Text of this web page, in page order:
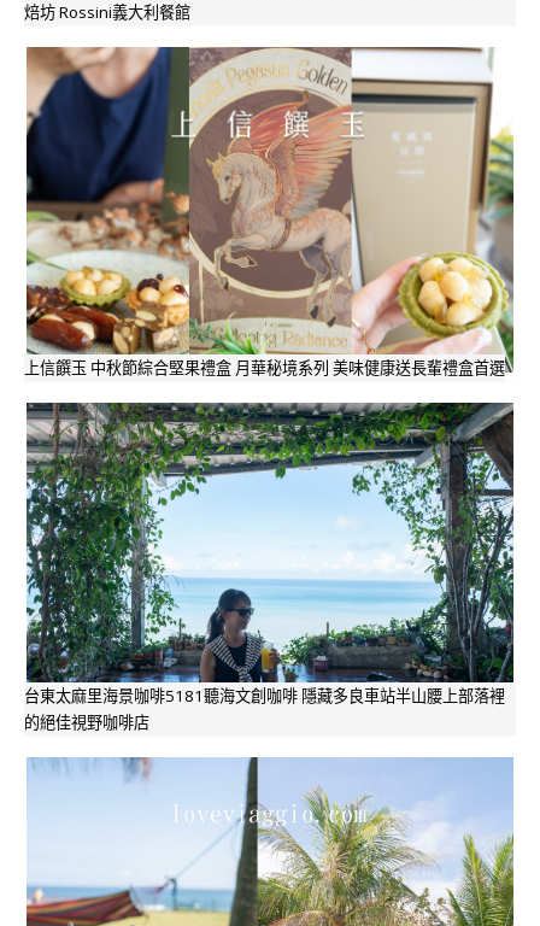
焙坊 Rossini義大利餐館
上信饌玉 中秋節綜合堅果禮盒 月華秘境系列 美味健康送長輩禮盒首選
台東太麻里海景咖啡5181聽海文創咖啡 隱藏多良車站半山腰上部落裡
的絕佳視野咖啡店